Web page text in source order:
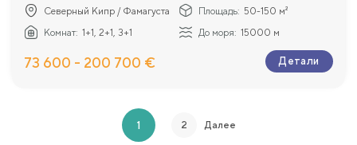
Северный Кипр / Фамагуста Площадь: 50-150 м²
Комнат: 1+1, 2+1, 3+1 До моря: 15000 м
73 600 - 200 700 € Детали
1 2 Далее